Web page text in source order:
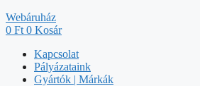
Webáruház
0 Ft 0 Kosár
Kapcsolat
Pályázataink
Gyártók | Márkák